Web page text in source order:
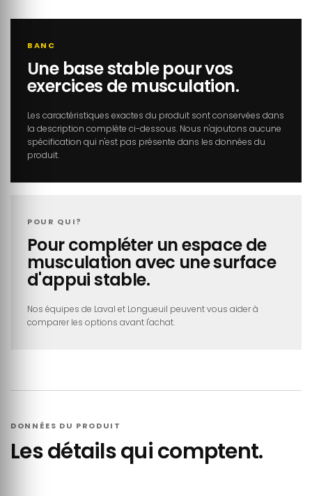
BANC
Une base stable pour vos
exercices de musculation.
Les caractéristiques exactes du produit sont conservées dans
la description complète ci-dessous. Nous n'ajoutons aucune
spécification qui n'est pas présente dans les données du
produit.
POUR QUI?
Pour compléter un espace de
musculation avec une surface
d'appui stable.
Nos équipes de Laval et Longueuil peuvent vous aider à
comparer les options avant l'achat.
DONNÉES DU PRODUIT
Les détails qui comptent.